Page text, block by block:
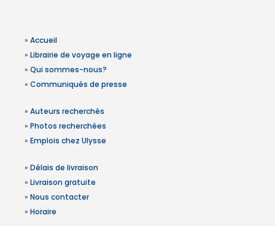
» Accueil
» Librairie de voyage en ligne
» Qui sommes-nous?
» Communiqués de presse
» Auteurs recherchés
» Photos recherchées
» Emplois chez Ulysse
» Délais de livraison
» Livraison gratuite
» Nous contacter
» Horaire